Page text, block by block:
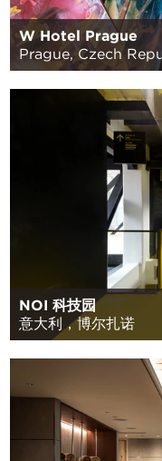
W Hotel Prague
Prague, Czech
NOI 科技园
意大利，博尔扎诺